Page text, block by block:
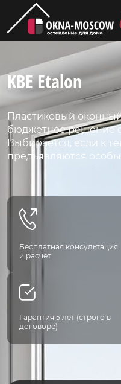
KBE Etalon
Пластиковый
бюджетное решение
Выбирается, если к
предъявляются
Бесплатная консультация
и расчет
Гарантия 5 лет (строго в
договоре)